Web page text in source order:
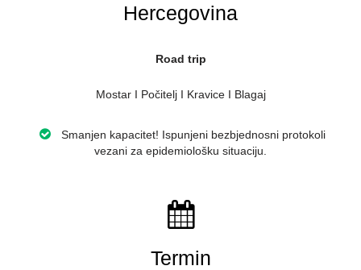
Hercegovina
Road trip
Mostar I Počitelj I Kravice I Blagaj
Smanjen kapacitet! Ispunjeni bezbjednosni protokoli
vezani za epidemiološku situaciju.
Termin